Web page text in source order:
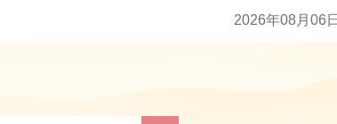
2026年08月06